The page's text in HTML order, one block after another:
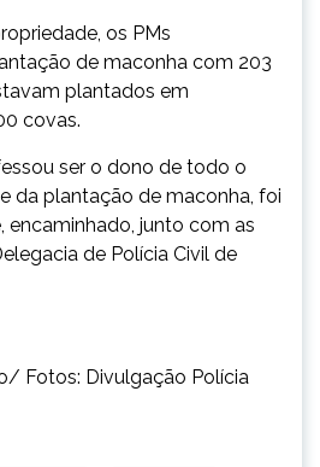
os PMs
de maconha com 203
plantados em
covas.
ser o dono de todo o
da plantação de maconha, foi
encaminhado, junto com as
de Polícia Civil de
Fotos: Divulgação Polícia